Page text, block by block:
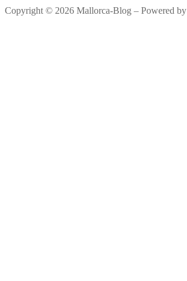
Copyright © 2026 Mallorca-Blog – Powered by